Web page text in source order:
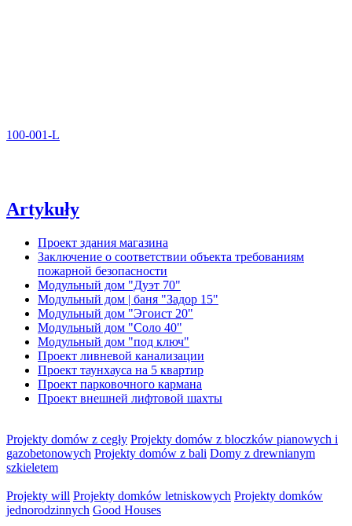
100-001-L
Artykuły
Проект здания магазина
Заключение о соответствии объекта требованиям
пожарной безопасности
Модульный дом "Дуэт 70"
Модульный дом | баня "Задор 15"
Модульный дом "Эгоист 20"
Модульный дом "Соло 40"
Модульный дом "под ключ"
Проект ливневой канализации
Проект таунхауса на 5 квартир
Проект парковочного кармана
Проект внешней лифтовой шахты
Projekty domów z cegły Projekty domów z bloczków pianowych i
gazobetonowych Projekty domów z bali Domy z drewnianym
szkieletem
Projekty will Projekty domków letniskowych Projekty domków
jednorodzinnych Good Houses